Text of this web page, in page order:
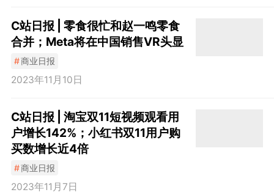
C站日报 | 零食很忙和赵一鸣零食
合并；Meta将在中国销售VR头显
#商业日报
2023年11月10日
C站日报 | 淘宝双11短视频观看用
户增长142%；小红书双11用户购
买数增长近4倍
#商业日报
2023年11月7日